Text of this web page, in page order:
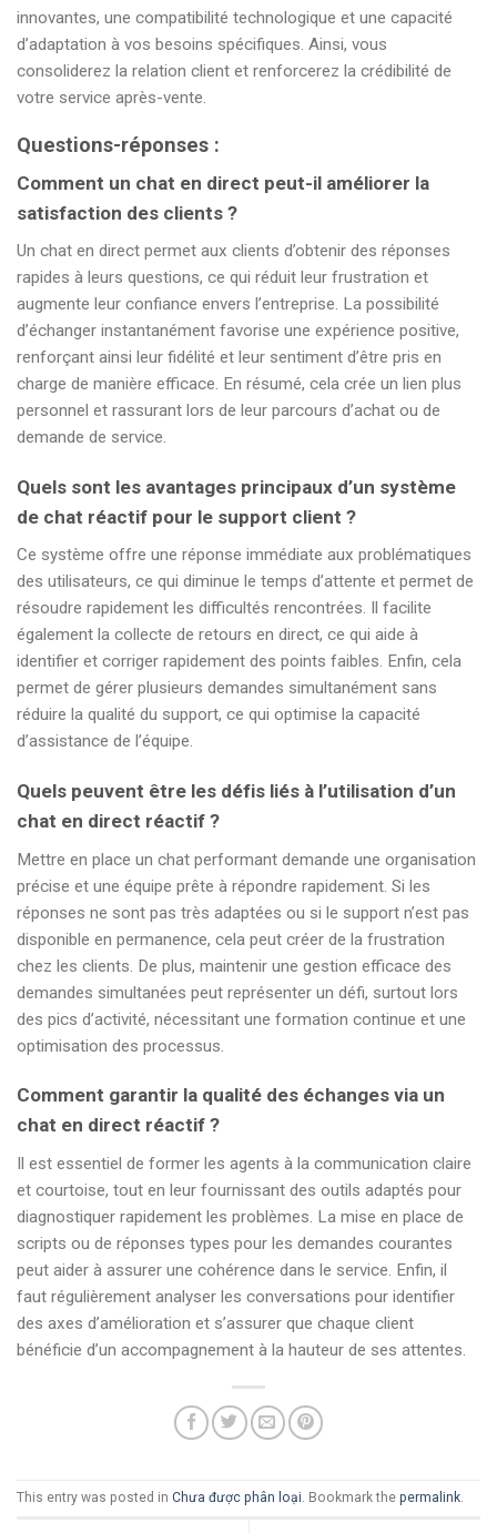
innovantes, une compatibilité technologique et une capacité
d’adaptation à vos besoins spécifiques. Ainsi, vous
consoliderez la relation client et renforcerez la crédibilité de
votre service après-vente.
Questions-réponses :
Comment un chat en direct peut-il améliorer la
satisfaction des clients ?
Un chat en direct permet aux clients d’obtenir des réponses
rapides à leurs questions, ce qui réduit leur frustration et
augmente leur confiance envers l’entreprise. La possibilité
d’échanger instantanément favorise une expérience positive,
renforçant ainsi leur fidélité et leur sentiment d’être pris en
charge de manière efficace. En résumé, cela crée un lien plus
personnel et rassurant lors de leur parcours d’achat ou de
demande de service.
Quels sont les avantages principaux d’un système
de chat réactif pour le support client ?
Ce système offre une réponse immédiate aux problématiques
des utilisateurs, ce qui diminue le temps d’attente et permet de
résoudre rapidement les difficultés rencontrées. Il facilite
également la collecte de retours en direct, ce qui aide à
identifier et corriger rapidement des points faibles. Enfin, cela
permet de gérer plusieurs demandes simultanément sans
réduire la qualité du support, ce qui optimise la capacité
d’assistance de l’équipe.
Quels peuvent être les défis liés à l’utilisation d’un
chat en direct réactif ?
Mettre en place un chat performant demande une organisation
précise et une équipe prête à répondre rapidement. Si les
réponses ne sont pas très adaptées ou si le support n’est pas
disponible en permanence, cela peut créer de la frustration
chez les clients. De plus, maintenir une gestion efficace des
demandes simultanées peut représenter un défi, surtout lors
des pics d’activité, nécessitant une formation continue et une
optimisation des processus.
Comment garantir la qualité des échanges via un
chat en direct réactif ?
Il est essentiel de former les agents à la communication claire
et courtoise, tout en leur fournissant des outils adaptés pour
diagnostiquer rapidement les problèmes. La mise en place de
scripts ou de réponses types pour les demandes courantes
peut aider à assurer une cohérence dans le service. Enfin, il
faut régulièrement analyser les conversations pour identifier
des axes d’amélioration et s’assurer que chaque client
bénéficie d’un accompagnement à la hauteur de ses attentes.
This entry was posted in Chưa được phân loại . Bookmark the permalink